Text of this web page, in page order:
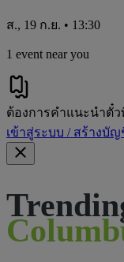
ส., 19 ก.ย. • 13:30
1 event near you
ต้องการคําแนะนําตั๋
เข้าสู่ระบบ / สร้างบัญ